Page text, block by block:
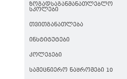
ᲖᲝᲒᲐᲓᲡᲐᲒᲐᲜᲛᲐᲜᲐᲗᲚᲔᲑᲚᲝ
ᲡᲙᲝᲚᲔᲑᲘ
ᲗᲕᲘᲗᲒᲐᲜᲐᲗᲚᲔᲑᲐ
ᲘᲜᲡᲢᲘᲢᲣᲢᲔᲑᲘ
ᲙᲝᲚᲔᲯᲔᲑᲘ
ᲡᲐᲛᲔᲪᲜᲘᲔᲠᲝ ᲜᲐᲨᲠᲝᲛᲔᲑᲘ 10